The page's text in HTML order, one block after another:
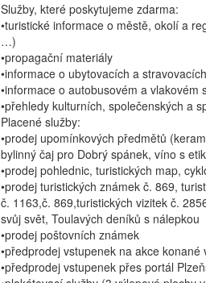
Služby, které poskytujeme zdarma:
•turistické informace o městě, okolí a
…)
•propagační materiály
•informace o ubytovacích a
•informace o autobusovém a vlakovém
•přehledy kulturních, společenských a
Placené služby:
•prodej upomínkových předmětů
bylinný čaj pro Dobrý spánek, víno s
•prodej pohlednic, turistických map,
•prodej turistických známek č. 869,
č. 1163,č. 869,turistických vizitek č.
svůj svět, Toulavých deníků s nálepkou
•prodej poštovních známek
•předprodej vstupenek na akce konané
•předprodej vstupenek přes portál